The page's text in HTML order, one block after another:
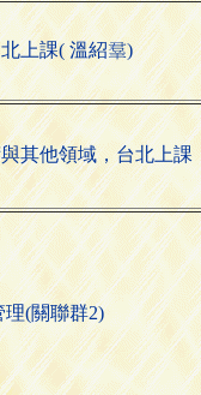
上課( 溫紹)
其他領域，台北上課
理(關聯群2)